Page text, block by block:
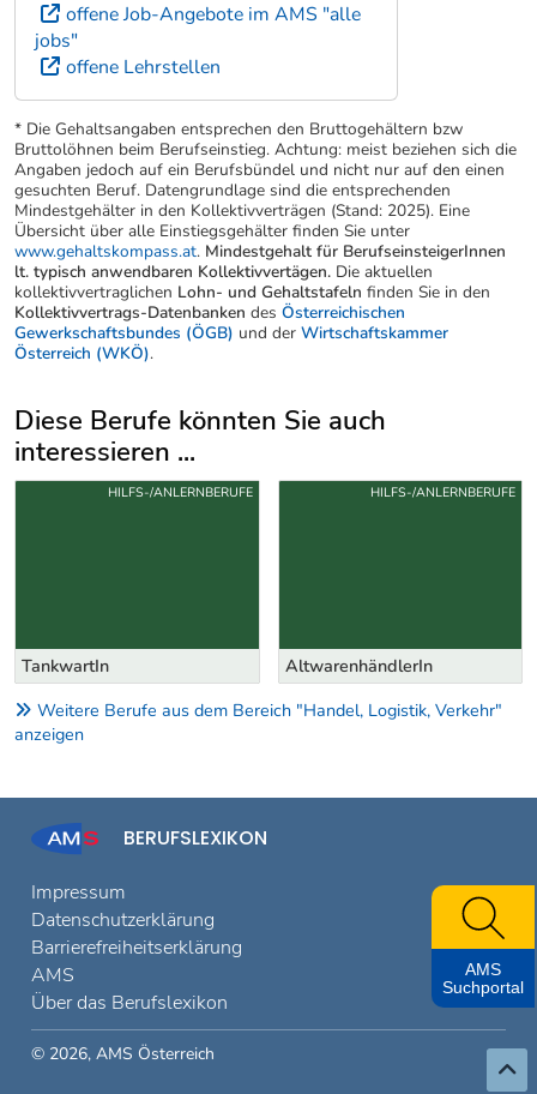
offene Job-Angebote im AMS "alle
jobs"
offene Lehrstellen
* Die Gehaltsangaben entsprechen den Bruttogehältern bzw
Bruttolöhnen beim Berufseinstieg. Achtung: meist beziehen sich die
Angaben jedoch auf ein Berufsbündel und nicht nur auf den einen
gesuchten Beruf. Datengrundlage sind die entsprechenden
Mindestgehälter in den Kollektivverträgen (Stand: 2025). Eine
Übersicht über alle Einstiegsgehälter finden Sie unter
www.gehaltskompass.at. Mindestgehalt für BerufseinsteigerInnen
lt. typisch anwendbaren Kollektivvertägen. Die aktuellen
kollektivvertraglichen Lohn- und Gehaltstafeln finden Sie in den
Kollektivvertrags-Datenbanken des Österreichischen
Gewerkschaftsbundes (ÖGB) und der Wirtschaftskammer
Österreich (WKÖ).
Diese Berufe könnten Sie auch
interessieren ...
Uber weitere Berufsvorschläge
TankwartIn
HILFS-/ANLERNBERUFE
AltwarenhändlerIn
HILFS-/ANLERNBERUFE
Weitere Berufe aus dem Bereich "Handel, Logistik, Verkehr"
anzeigen
BERUFSLEXIKON
Impressum
Datenschutzerklärung
Barrierefreiheitserklärung
AMS
Über das Berufslexikon
© 2026, AMS Österreich
AMS
Suchportal